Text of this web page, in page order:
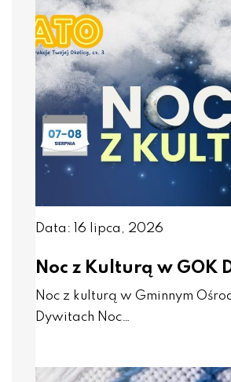
Data: 16 lipca, 2026
Noc z Kulturą w GOK
Noc z kulturą w Gminnym
Dywitach Noc…